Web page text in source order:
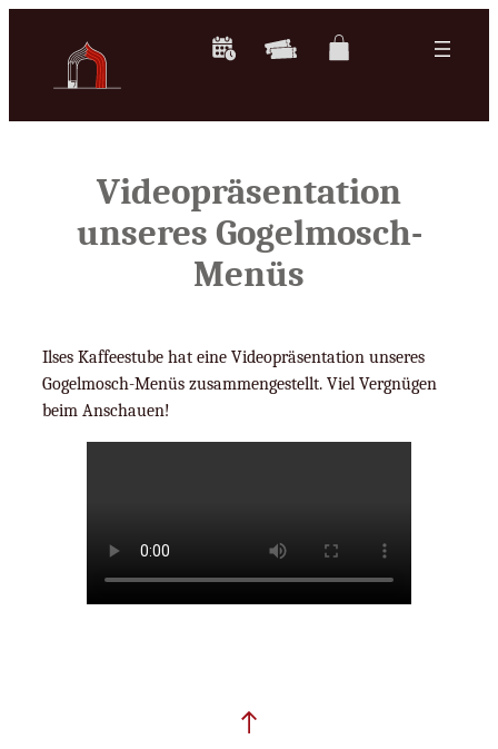
Videopräsentation
unseres Gogelmosch-
Menüs
Ilses Kaffeestube hat eine Videopräsentation unseres
Gogelmosch-Menüs zusammengestellt. Viel Vergnügen
beim Anschauen!